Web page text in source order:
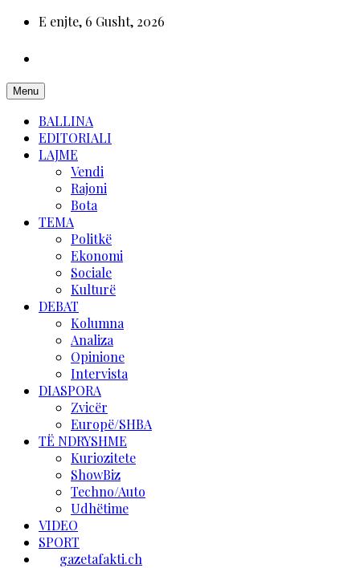
E enjte, 6 Gusht, 2026
Menu
BALLINA
EDITORIALI
LAJME
Vendi
Rajoni
Bota
TEMA
Politkë
Ekonomi
Sociale
Kulturë
DEBAT
Kolumna
Analiza
Opinione
Intervista
DIASPORA
Zvicër
Europë/SHBA
TË NDRYSHME
Kuriozitete
ShowBiz
Techno/Auto
Udhëtime
VIDEO
SPORT
gazetafakti.ch